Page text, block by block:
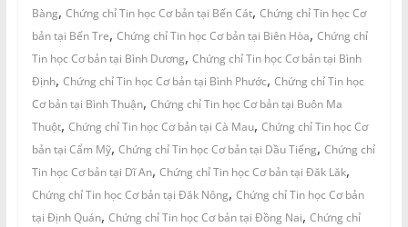
Bàng, Chứng chỉ Tin học Cơ bản tại Bến Cát, Chứng chỉ Tin học Cơ
bản tại Bến Tre, Chứng chỉ Tin học Cơ bản tại Biên Hòa, Chứng chỉ
Tin học Cơ bản tại Bình Dương, Chứng chỉ Tin học Cơ bản tại Bình
Định, Chứng chỉ Tin học Cơ bản tại Bình Phước, Chứng chỉ Tin học
Cơ bản tại Bình Thuận, Chứng chỉ Tin học Cơ bản tại Buôn Ma
Thuột, Chứng chỉ Tin học Cơ bản tại Cà Mau, Chứng chỉ Tin học Cơ
bản tại Cẩm Mỹ, Chứng chỉ Tin học Cơ bản tại Dầu Tiếng, Chứng chỉ
Tin học Cơ bản tại Dĩ An, Chứng chỉ Tin học Cơ bản tại Đăk Lăk,
Chứng chỉ Tin học Cơ bản tại Đăk Nông, Chứng chỉ Tin học Cơ bản
tại Định Quán, Chứng chỉ Tin học Cơ bản tại Đồng Nai, Chứng chỉ